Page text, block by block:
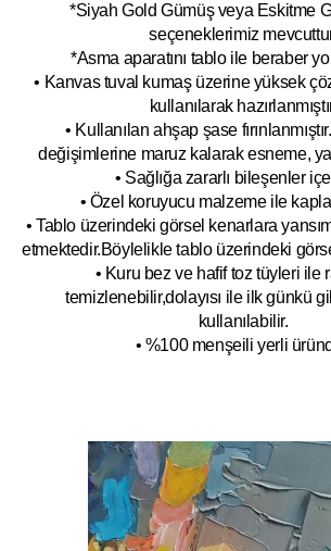
*Siyah Gold Gümüş veya Eskitme
seçeneklerimiz
*Asma aparatını tablo ile beraber
• Kanvas tuval kumaş üzerine yüksek
kullanılarak
• Kullanılan ahşap şase
değişimlerine maruz kalarak esneme,
• Sağlığa zararlı bileşenler
• Özel koruyucu malzeme ile
• Tablo üzerindeki görsel kenarlara
etmektedir.Böylelikle tablo üzerindeki
• Kuru bez ve hafif toz tüyleri ile
temizlenebilir,dolayısı ile ilkgünkü
kullanılabilir.
• %100 menşeili yerli